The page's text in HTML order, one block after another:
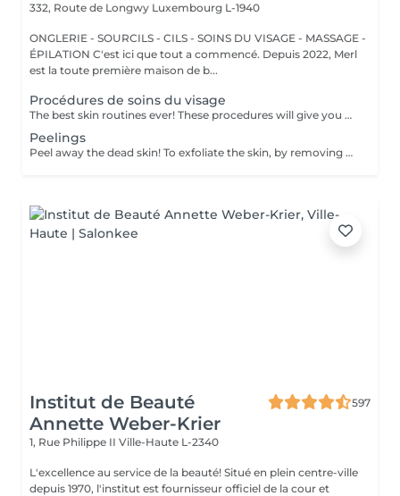
332, Route de Longwy Luxembourg L-1940
ONGLERIE - SOURCILS - CILS - SOINS DU VISAGE - MASSAGE -
ÉPILATION C'est ici que tout a commencé. Depuis 2022, Merl
est la toute première maison de b...
Procédures de soins du visage
The best skin routines ever! These procedures will give you an immediate visible result such as shiny, smooth, soft and hydrate skin. Carboxy CO2 - involves applying a small amount of carbon dioxide gas underneath the skin. It can be used to treat stretch marks, dark circles under the eyes. Bioplazma - improves the general condition of the skin, removes inflammation and peeling, reduces the depth and number of folds, and narrow pores. New age - regenerates and rejuvenates, reduces dryness, to improve the texture, and will give elasticity and firmness of the skin around the eyes. Skin detox - removing as many of the impurities, toxins, pollutants, and dead skin cells clogging your pores as possible to cleanse, treat, brighten, hydrate, and soothe your skin. Flesh beauty - includes moisturising mask, cream and face massage. Gives shiny and smooth skin as the result. Hydratation aqua power - is the first rescue for hypersensitive and dehydrated skin. Aimed at strengthening the hydrolipidic barrier of the skin. Includes face massage and alginate mask at the end to consolidate the result. Gives an immediate visible result such as smooth and shiny and tightened skin. Recovery Procedure for anti-stress therapy to soothe, strengthen, and accelerate skin recovery. The procedure prevents redness and sensitivity, significantly reduces the skin's inflammatory response, and lowers the risk of scarring. It also enhances the effectiveness of fractional and aggressive treatments over a long period. Age restrictions: recommended to do from 20 years. Post procedure recommendations: there are no post recommendations after these procedures. Frequency: once in 1 week, 4-8 times.
Peelings
Peel away the dead skin! To exfoliate the skin, by removing dead skin cells and minimising the appearance of open pores. *We have a big amount of peeling to choose from. If you are not sure which one you are looking for - you can book any of them and decide with the beautician in the beauty space which one suits your skin. How is peeling done: - skin is cleaned with special cleanser - peeling solution is applied and leaved on skin for 15 minutes - peeling solution is removed - face cream is applied Age restrictions: recommended to do from 18 years. Post procedure recommendations: do not visit sauna, do not sunbathe for 24 hours after the procedure. Frequency: once in 7-21 days depending on peeling solution, 5 times.
Institut de Beauté
Annette Weber-Krier
597
1, Rue Philippe II Ville-Haute L-2340
L'excellence au service de la beauté! Situé en plein centre-ville
depuis 1970, l'institut est fournisseur officiel de la cour et